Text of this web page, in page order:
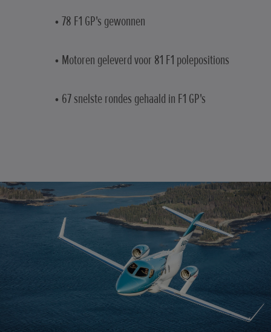
• 78 F1 GP's gewonnen
• Motoren geleverd voor 81 F1 polepositions
• 67 snelste rondes gehaald in F1 GP's